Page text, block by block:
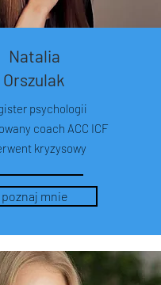
Natalia
Orszulak
psychologii
coach ACC ICF
kryzysowy
poznaj mnie